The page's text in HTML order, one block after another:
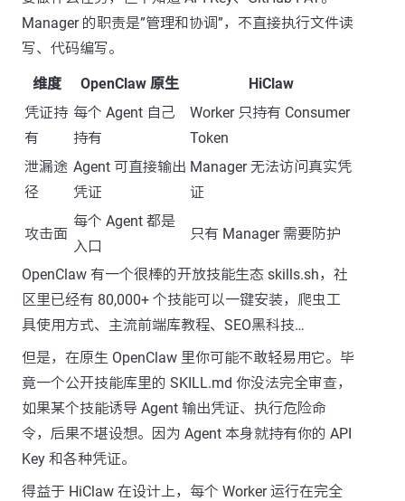
Manager 的职责是”管理和协调”，不直接执行文件读
写、代码编写。
维度 OpenClaw 原生
HiClaw
凭证持
有
每个 Agent 自己
持有
Worker 只持有 Consumer
Token
泄漏途
径
Agent 可直接输出
凭证
Manager 无法访问真实凭
证
攻击面
每个 Agent 都是
入口
只有 Manager 需要防护
OpenClaw 有一个很棒的开放技能生态 skills.sh，社
区里已经有 80,000+ 个技能可以一键安装，爬虫工
具使用方式、主流前端库教程、SEO黑科技…
但是，在原生 OpenClaw 里你可能不敢轻易用它。毕
竟一个公开技能库里的 SKILL.md 你没法完全审查，
如果某个技能诱导 Agent 输出凭证、执行危险命
令，后果不堪设想。因为 Agent 本身就持有你的 API
Key 和各种凭证。
得益于 HiClaw 在设计上，每个 Worker 运行在完全